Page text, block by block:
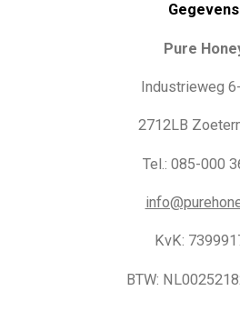
Gegevens
Pure
Industrieweg
2712LB
Tel.: 085-000
KvK:
BTW: